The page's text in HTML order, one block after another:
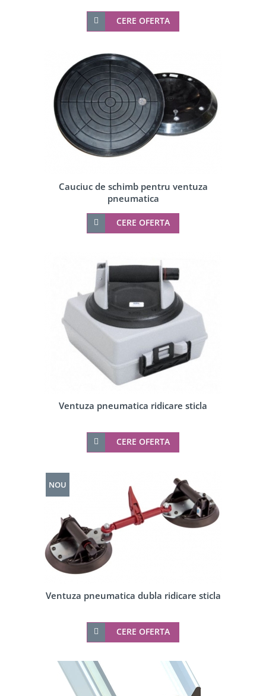
CERE OFERTA
Cauciuc de schimb pentru ventuza
pneumatica
CERE OFERTA
Ventuza pneumatica ridicare sticla
CERE OFERTA
NOU
Ventuza pneumatica dubla ridicare sticla
CERE OFERTA